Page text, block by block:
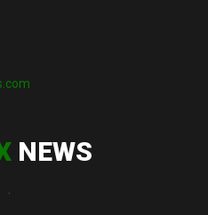
NEWS